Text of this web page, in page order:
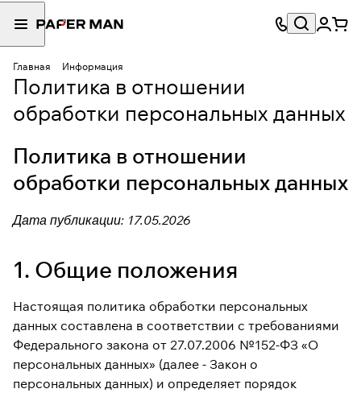
Главная Информация
Политика в отношении
обработки персональных данных
Политика в отношении
обработки персональных данных
Дата публикации: 17.05.2026
1. Общие положения
Настоящая политика обработки персональных
данных составлена в соответствии с требованиями
Федерального закона от 27.07.2006 №152-ФЗ «О
персональных данных» (далее - Закон о
персональных данных) и определяет порядок